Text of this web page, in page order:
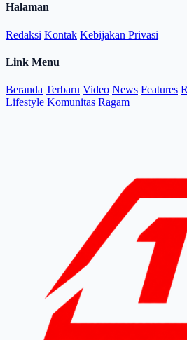
Halaman
Redaksi Kontak Kebijakan Privasi
Link Menu
Beranda Terbaru Video News Features
Lifestyle Komunitas Ragam